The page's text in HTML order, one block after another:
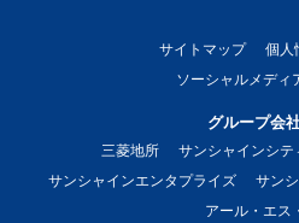
サイトマップ
個人
ソーシャルメディ
グループ会
三菱地所
サンシャインシテ
サンシャインエンタプライズ
サン
アール・エス